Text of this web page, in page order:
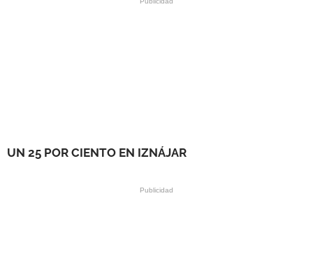
UN 25 POR CIENTO EN IZNÁJAR